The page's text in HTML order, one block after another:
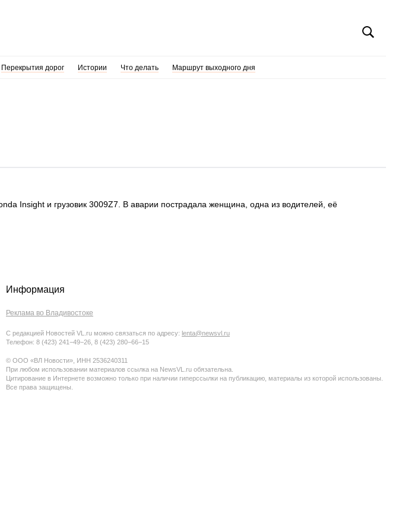
Перекрытия дорог Истории Что делать Маршрут выходного дня
Insight и грузовик 3009Z7. В аварии пострадала женщина, одна из водителей, её
Информация
Реклама во Владивостоке
С редакцией Новостей VL.ru можно связаться по адресу: lenta@newsvl.ru
Телефон: 8 (423) 241−49−26, 8 (423) 280−66−15
© ООО «ВЛ Новости», ИНН 2536240311
При любом использовании материалов ссылка на NewsVL.ru обязательна.
Цитирование в Интернете возможно только при наличии гиперссылки на публикацию, материалы из которой использованы.
Все права защищены.